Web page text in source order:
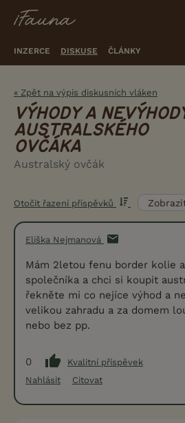
INZERCE DISKUSE ČLÁNKY
« Zpět na výpis diskusních vláken
VÝHODY A
AUSTRALSKÉHO
OVČÁKA
Australský ovčák
Otočit řazení příspěvků
Eliška Nejmanová
Mám 2letou fenu border kolie
společníka a chci si koupit
řekněte mi co nejíce výhod a
velikou zahradu a za domem
nebo bez pp.
0
Kvalitní příspěvek
Nahlásit
Citovat